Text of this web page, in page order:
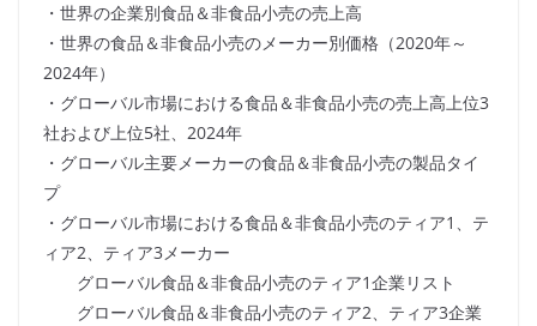
・世界の企業別食品＆非食品小売の売上高
・世界の食品＆非食品小売のメーカー別価格（2020年～
2024年）
・グローバル市場における食品＆非食品小売の売上高上位3
社および上位5社、2024年
・グローバル主要メーカーの食品＆非食品小売の製品タイ
プ
・グローバル市場における食品＆非食品小売のティア1、テ
ィア2、ティア3メーカー
グローバル食品＆非食品小売のティア1企業リスト
グローバル食品＆非食品小売のティア2、ティア3企業